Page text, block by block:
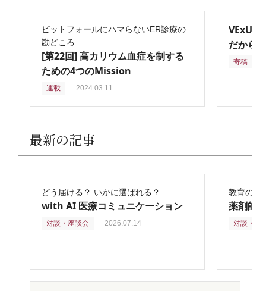
ピットフォールにハマらないER診療の
勘どころ
[第22回] 高カリウム血症を制する
ための4つのMission
連載 2024.03.11
VExUS
だから
寄稿
最新の記事
どう届ける？ いかに選ばれる？
with AI 医療コミュニケーション
対談・座談会 2026.07.14
教育の再
薬剤師
対談・座